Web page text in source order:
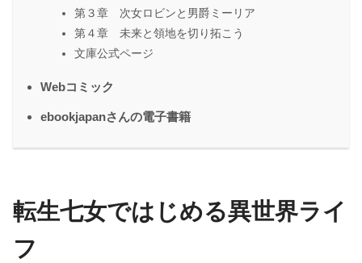
第３章 次女ロビンと男爵ミーリア
第４章 未来と領地を切り拓こう
文庫公式ページ
Webコミック
ebookjapanさんの電子書籍
転生七女ではじめる異世界ライ
フ